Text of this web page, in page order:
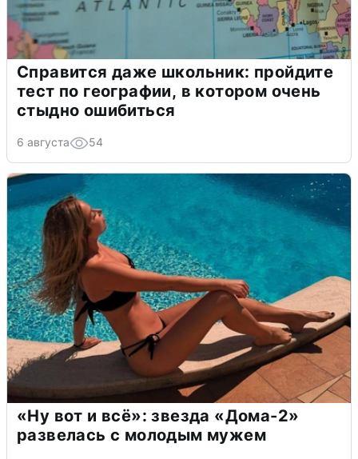
Справится даже школьник: пройдите
тест по географии, в котором очень
стыдно ошибиться
6 августа 54
«Ну вот и всё»: звезда «Дома-2»
развелась с молодым мужем